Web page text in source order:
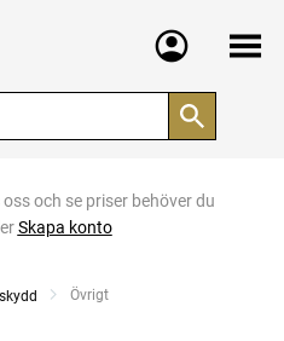
Meny
och se priser behöver du
Skapa konto
Current:
Övrigt